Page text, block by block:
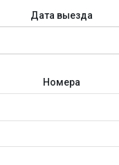
Дата выезда
Номера